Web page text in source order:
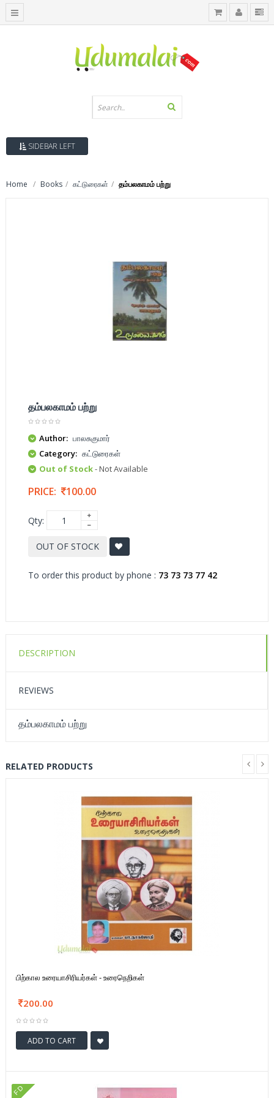
SIDEBAR LEFT
Home Books கட்டுரைகள் தம்பலகாமம் பற்று
தம்பலகாமம் பற்று
Author: பாலசுகுமார்
Category: கட்டுரைகள்
Out of Stock- Not Available
PRICE: 100.00
Qty:
OUT OF STOCK
To order this product by phone : 73 73 73 77 42
DESCRIPTION
REVIEWS
தம்பலகாமம் பற்று
RELATED PRODUCTS
பிற்கால உரையாசிரியர்கள் - உரைநெறிகள்
200.00
ADD TO CART
FD